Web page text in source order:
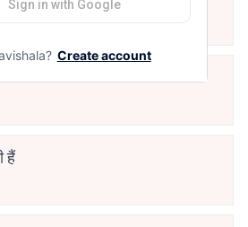
हैं
Sign in with Google
Create account